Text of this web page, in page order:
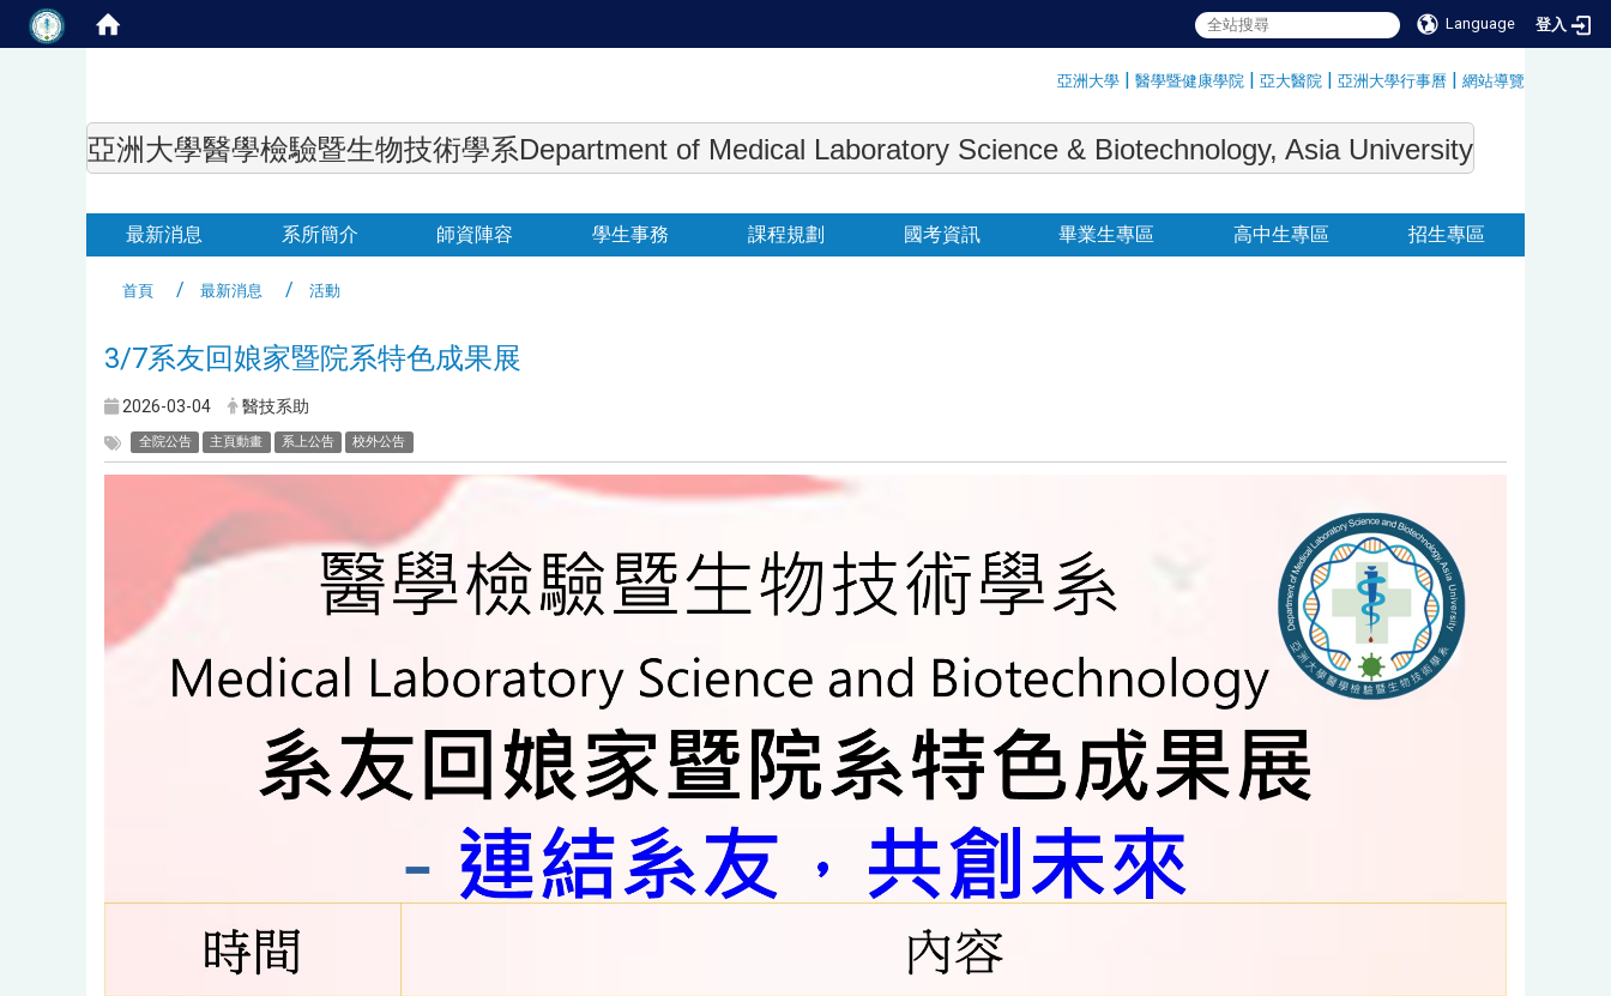
Language 登入
亞洲大學 | 醫學暨健康學院 | 亞大醫院 | 亞洲大學行事曆 | 網站導覽
亞洲大學醫學檢驗暨生物技術學系Department of Medical Laboratory Science & Biotechnology, Asia University
:::
最新消息 系所簡介 師資陣容 學生事務 課程規劃 國考資訊 畢業生專區 高中生專區 招生專區
首頁 最新消息 活動
3/7系友回娘家暨院系特色成果展
2026-03-04 醫技系助
全院公告 主頁動畫 系上公告 校外公告